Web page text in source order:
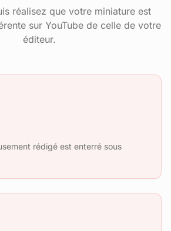
réalisez que votre miniature est
sur YouTube de celle de votre
éditeur.
rédigé est enterré sous